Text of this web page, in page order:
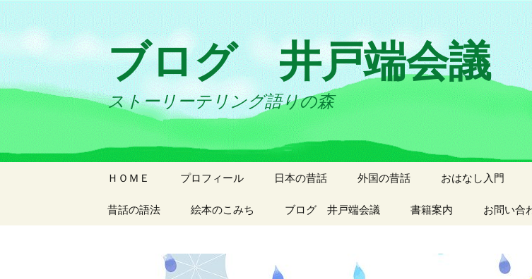
ブログ 井戸端会議
ストーリーテリング語りの森
ＨＯＭＥ プロフィール 日本の昔話 外国の昔話 おはなし入門
昔話の語法 絵本のこみち ブログ 井戸端会議 書籍案内 お問い合